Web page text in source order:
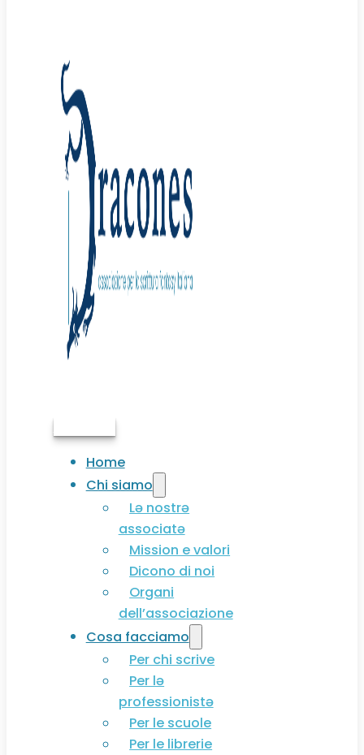
Home
Chi siamo
Lə nostrə
associatə
Mission e valori
Dicono di noi
Organi
dell’associazione
Cosa facciamo
Per chi scrive
Per lə
professionistə
Per le scuole
Per le librerie